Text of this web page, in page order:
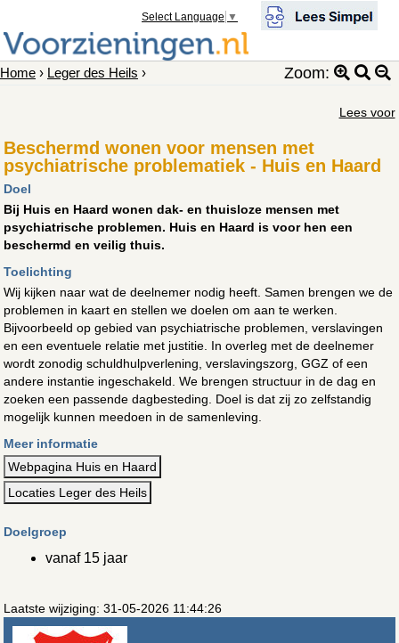
Select Language ▼
Home › Leger des Heils › Zoom:
Lees voor
Beschermd wonen voor mensen met
psychiatrische problematiek - Huis en Haard
Doel
Bij Huis en Haard wonen dak- en thuisloze mensen met
psychiatrische problemen. Huis en Haard is voor hen een
beschermd en veilig thuis.
Toelichting
Wij kijken naar wat de deelnemer nodig heeft. Samen brengen we de
problemen in kaart en stellen we doelen om aan te werken.
Bijvoorbeeld op gebied van psychiatrische problemen, verslavingen
en een eventuele relatie met justitie. In overleg met de deelnemer
wordt zonodig schuldhulpverlening, verslavingszorg, GGZ of een
andere instantie ingeschakeld. We brengen structuur in de dag en
zoeken een passende dagbesteding. Doel is dat zij zo zelfstandig
mogelijk kunnen meedoen in de samenleving.
Meer informatie
Webpagina Huis en Haard
Locaties Leger des Heils
Doelgroep
vanaf 15 jaar
Laatste wijziging: 31-05-2026 11:44:26